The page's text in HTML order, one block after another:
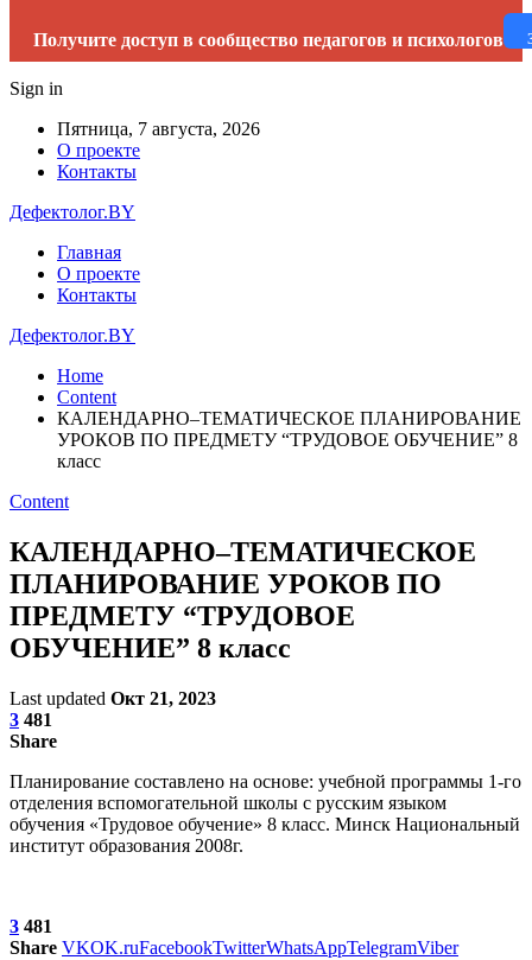
Получите доступ в сообщество педагогов и психологов
Sign in
Пятница, 7 августа, 2026
О проекте
Контакты
Дефектолог.BY
Главная
О проекте
Контакты
Дефектолог.BY
Home
Content
КАЛЕНДАРНО–ТЕМАТИЧЕСКОЕ ПЛАНИРОВАНИЕ
УРОКОВ ПО ПРЕДМЕТУ “ТРУДОВОЕ ОБУЧЕНИЕ” 8
класс
Content
КАЛЕНДАРНО–ТЕМАТИЧЕСКОЕ
ПЛАНИРОВАНИЕ УРОКОВ ПО
ПРЕДМЕТУ “ТРУДОВОЕ
ОБУЧЕНИЕ” 8 класс
Last updated Окт 21, 2023
3 481
Share
Планирование составлено на основе: учебной программы 1-го
отделения вспомогательной школы с русским языком
обучения «Трудовое обучение» 8 класс. Минск Национальный
институт образования 2008г.
3 481
Share VKOK.ruFacebookTwitterWhatsAppTelegramViber